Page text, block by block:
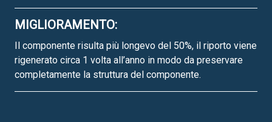
MIGLIORAMENTO:
Il componente risulta più longevo del 50%, il riporto viene
rigenerato circa 1 volta all’anno in modo da preservare
completamente la struttura del componente.